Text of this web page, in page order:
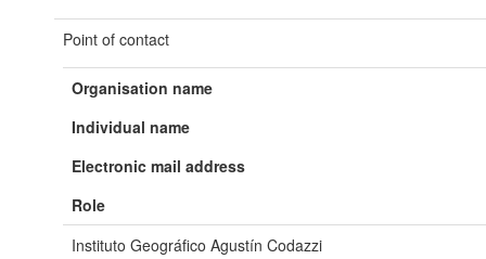
Point of contact
Organisation name
Individual name
Electronic mail address
Role
Instituto Geográfico Agustín Codazzi